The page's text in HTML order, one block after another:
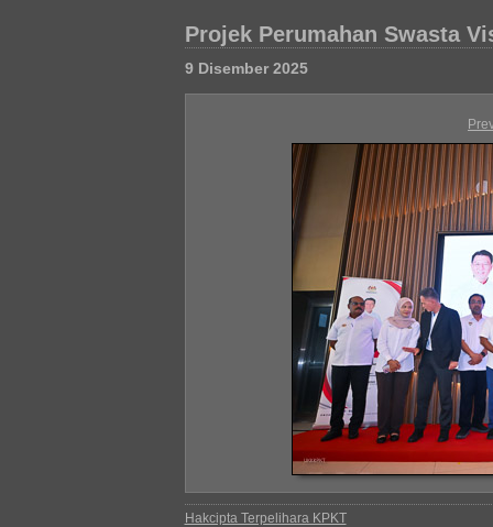
Projek Perumahan Swasta
9 Disember 2025
Hakcipta Terpelihara KPKT